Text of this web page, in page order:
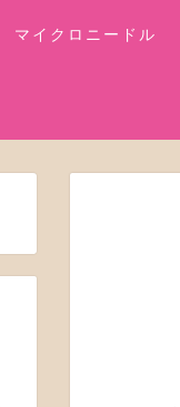
マイクロニードル